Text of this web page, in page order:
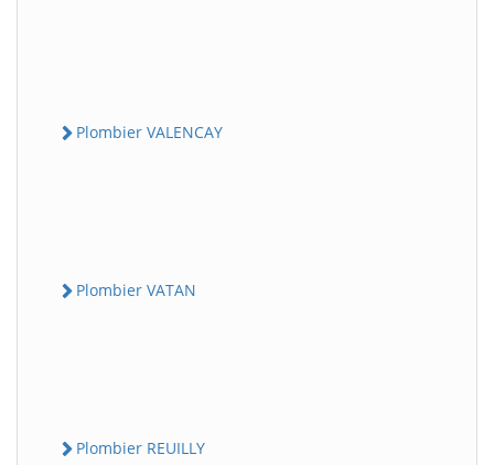
Plombier VALENCAY
Plombier VATAN
Plombier REUILLY